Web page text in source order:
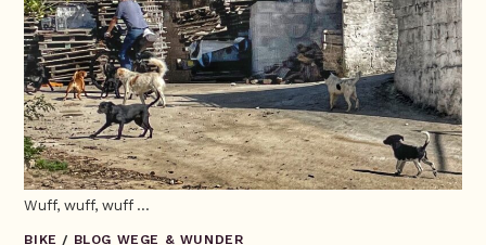
Wuff, wuff, wuff ...
BIKE / BLOG WEGE & WUNDER